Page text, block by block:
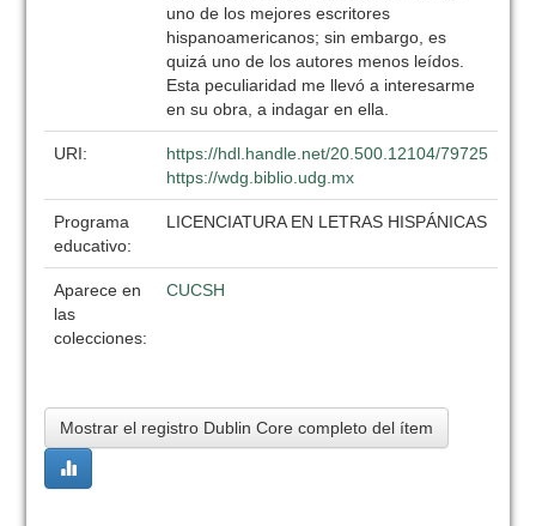
uno de los mejores escritores
hispanoamericanos; sin embargo, es
quizá uno de los autores menos leídos.
Esta peculiaridad me llevó a interesarme
en su obra, a indagar en ella.
URI:
https://hdl.handle.net/20.500.12104/79725
https://wdg.biblio.udg.mx
Programa
educativo:
LICENCIATURA EN LETRAS HISPÁNICAS
Aparece en
las
colecciones:
CUCSH
Mostrar el registro Dublin Core completo del ítem